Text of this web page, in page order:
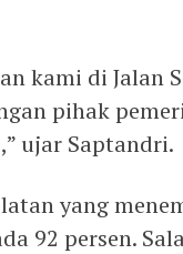
kami di Jalan
pihak
ujar Saptandri.
yang
92 persen.